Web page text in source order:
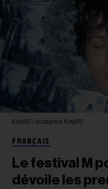
Kinji00 / Instagram Kinji00
FRANÇAIS
Le festival M
dévoile les